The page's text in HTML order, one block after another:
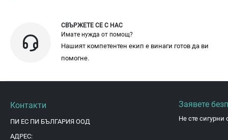
СВЪРЖЕТЕ СЕ С НАС
Имате нужда от помощ?
Нашият компетентен екип е винаги готов да ви
помогне.
Контакти
ПИ ЕС ПИ БЪЛГАРИЯ ООД
АДРЕС:
Заявете
Не сте сигурни